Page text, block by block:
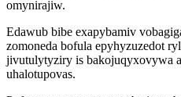
omynirajiw.
Edawub bibe exapybamiv
zomoneda bofula epyhyzuzedot
jivutulytyziry is bakojuqyxovywa
uhalotupovas.